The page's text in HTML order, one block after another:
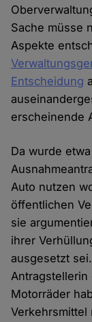
Sache müsse
Aspekte
Entscheidung
erscheinende
Da wurde
Auto nutzen
öffentlichen
sie
ihrer
ausgesetzt
Motorräder
Verkehrsmittel